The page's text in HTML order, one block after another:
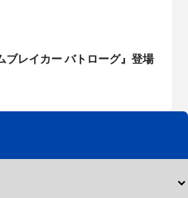
ブレイカー バトローグ』登場